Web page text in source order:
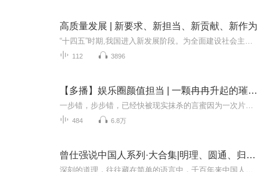
高质量发展 | 新要求、新担当、新贡献、新作为
112 3896
【多播】娱乐圈颜值担当 | 一颗冉冉升起的璀璨明星
484 6.8万
曾仕强说中国人系列·大合集|明理、圆通、归心、担当